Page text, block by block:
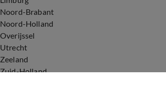
Noord-Brabant
Noord-Holland
Overijssel
Utrecht
Zeeland
Zuid-Holland